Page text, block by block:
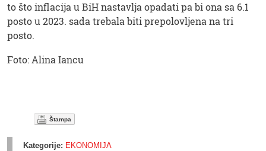
to što inflacija u BiH nastavlja opadati pa bi ona sa 6.1
posto u 2023. sada trebala biti prepolovljena na tri
posto.
Foto: Alina Iancu
Štampa
Kategorije: EKONOMIJA